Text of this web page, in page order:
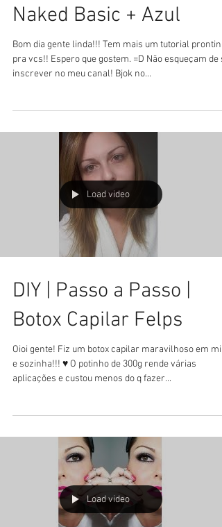
Naked Basic + Azul
Bom dia gente linda!!! Tem mais um tutorial
pra vcs!! Espero que gostem. =D Não esqueçam de se
inscrever no meu canal! Bjok no...
Load video
DIY | Passo a Passo |
Botox Capilar Felps
Oioi gente! Fiz um botox capilar maravilhoso em
e sozinha!!! ♥ O potinho de 300g rende várias
aplicações e custou menos do q fazer...
Load video